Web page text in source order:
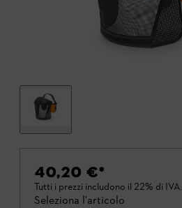
40,20 €*
Tutti i prezzi includono il 22% di IVA.
Seleziona l'articolo